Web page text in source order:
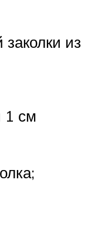
заколки из
1 см